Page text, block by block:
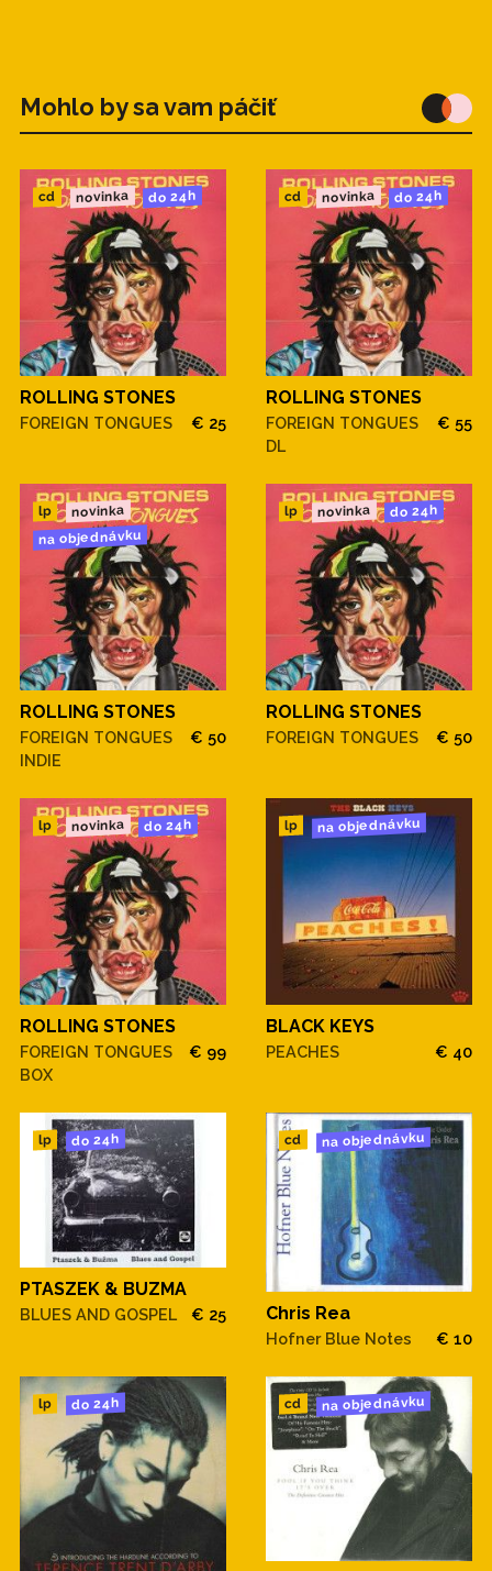
Mohlo by sa vam páčiť
cd novinka do 24h
ROLLING STONES
FOREIGN TONGUES € 25
cd novinka do 24h
ROLLING STONES
FOREIGN TONGUES
DL
€ 55
lp novinka
na objednávku
ROLLING STONES
FOREIGN TONGUES
INDIE
€ 50
lp novinka do 24h
ROLLING STONES
FOREIGN TONGUES € 50
lp novinka do 24h
ROLLING STONES
FOREIGN TONGUES
BOX
€ 99
lp na objednávku
BLACK KEYS
PEACHES € 40
lp do 24h
PTASZEK & BUZMA
BLUES AND GOSPEL € 25
cd na objednávku
Chris Rea
Hofner Blue Notes € 10
lp do 24h cd na objednávku